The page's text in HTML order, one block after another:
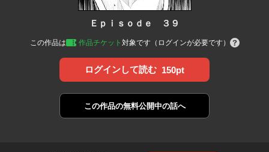
Ｅｐｉｓｏｄｅ ３９
この作品は 作品チケット 対象です（ログインが必要です）
ログインして読む 150pt
この作品の無料公開中の話へ